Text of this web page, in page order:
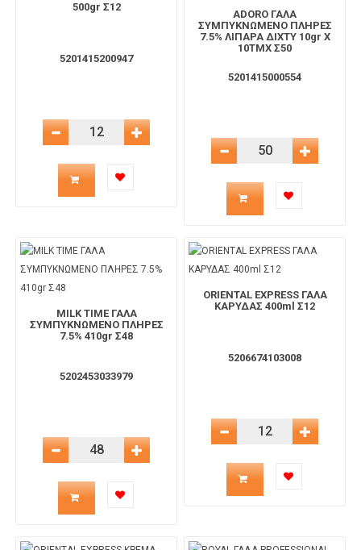
5201415200947
500gr Σ12
Μείωση Ποσότητας
προϊόντος
το
καλάθι
Αύξηση Ποσότητας
5201415000554
ADORO ΓΑΛΑ
ΣΥΜΠΥΚΝΩΜΕΝΟ ΠΛΗΡΕΣ
7.5% ΛΙΠΑΡΑ ΔΙΧΤΥ 10gr X
10TMX Σ50
Μείωση Ποσότητας
προϊόντος
το
Αύξηση
5202453033979
MILK TIME ΓΑΛΑ
ΣΥΜΠΥΚΝΩΜΕΝΟ ΠΛΗΡΕΣ
7.5% 410gr Σ48
Μείωση Ποσότητας
προϊόντος
Αύξηση Ποσότητας
5206674103008
ORIENTAL EXPRESS ΓΑΛΑ
ΚΑΡΥΔΑΣ 400ml Σ12
Μείωση Ποσότητας
προϊόντος
Αύξηση